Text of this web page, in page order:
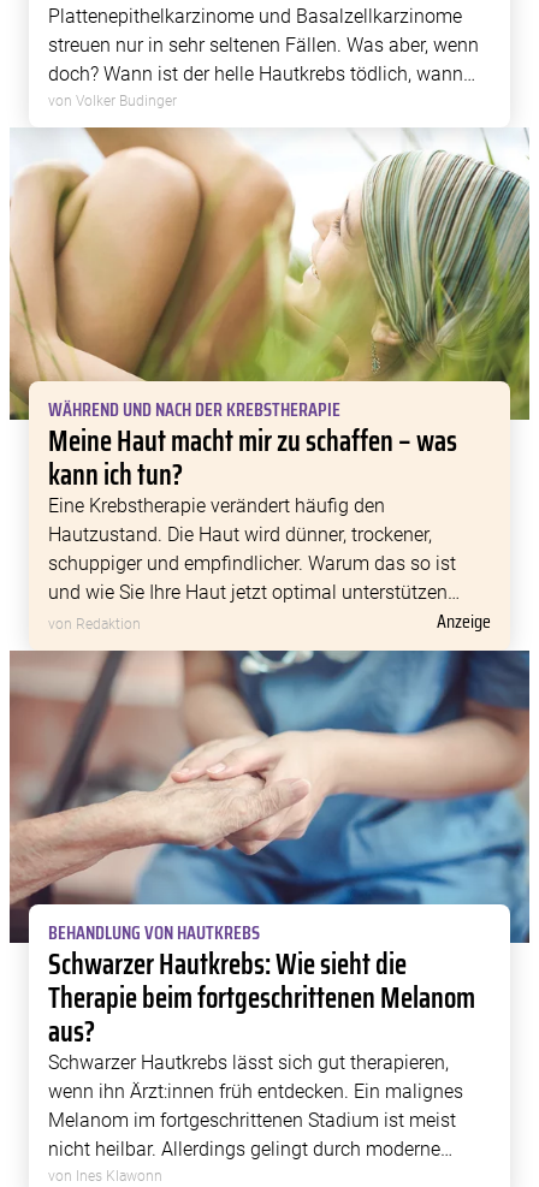
Plattenepithelkarzinome und Basalzellkarzinome
streuen nur in sehr seltenen Fällen. Was aber, wenn
doch? Wann ist der helle Hautkrebs tödlich, wann
kommt er wieder und was ist, wenn er nicht
behandelt wird?
von Volker Budinger
WÄHREND UND NACH DER KREBSTHERAPIE
Meine Haut macht mir zu schaffen – was
kann ich tun?
Eine Krebstherapie verändert häufig den
Hautzustand. Die Haut wird dünner, trockener,
schuppiger und empfindlicher. Warum das so ist
und wie Sie Ihre Haut jetzt optimal unterstützen
können, erklären wir im Folgenden.
von Redaktion Anzeige
BEHANDLUNG VON HAUTKREBS
Schwarzer Hautkrebs: Wie sieht die
Therapie beim fortgeschrittenen Melanom
aus?
Schwarzer Hautkrebs lässt sich gut therapieren,
wenn ihn Ärzt:innen früh entdecken. Ein malignes
Melanom im fortgeschrittenen Stadium ist meist
nicht heilbar. Allerdings gelingt durch moderne
Immuntherapien inzwischen auch eine langfristige,
von Ines Klawonn